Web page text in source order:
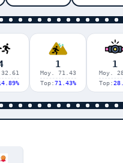
1
Moy. 71.43
Top:71.43%
1
Moy.
Top: